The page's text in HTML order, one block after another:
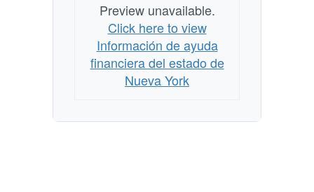
Preview unavailable.
Click here to view
Información de ayuda
financiera del estado de
Nueva York